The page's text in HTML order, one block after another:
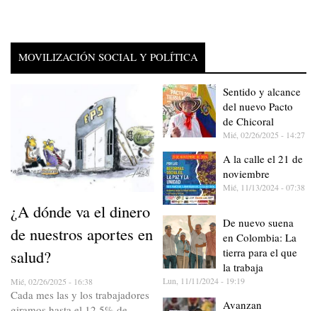
MOVILIZACIÓN SOCIAL Y POLÍTICA
¿A dónde va el dinero
de nuestros aportes en
salud?
Mié, 02/26/2025 - 16:38
Cada mes las y los trabajadores
Sentido y alcance
del nuevo Pacto
de Chicoral
Mié, 02/26/2025 - 14:27
A la calle el 21 de
noviembre
Mié, 11/13/2024 - 07:38
De nuevo suena
en Colombia: La
tierra para el que
la trabaja
Lun, 11/11/2024 - 19:19
Avanzan